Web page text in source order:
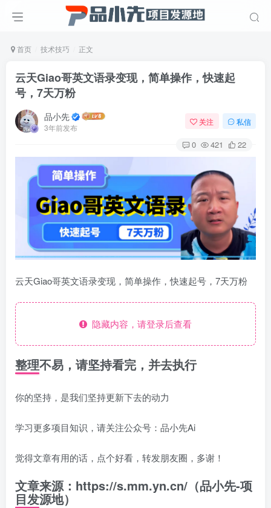
首页 技术技巧 正文
云天Giao哥英文语录变现，简单操作，快速起
号，7天万粉
品小先
3年前发布
关注 私信
0 421 22
云天Giao哥英文语录变现，简单操作，快速起号，7天万粉
隐藏内容，请登录后查看
整理不易，请坚持看完，并去执行
你的坚持，是我们坚持更新下去的动力
学习更多项目知识，请关注公众号：品小先Ai
觉得文章有用的话，点个好看，转发朋友圈，多谢！
文章来源：https://s.mm.yn.cn/（品小先-项
目发源地）